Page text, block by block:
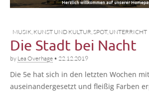
MUSIK, KUNST UND KULTUR SPOT, UNTERRICHT
Die Stadt bei Nacht
by Lea Overhage • 22.12.2019
Die 5e hat sich in den letz­ten Wochen
aus­ein­an­der­ge­setzt und flei­ßig Far­ben